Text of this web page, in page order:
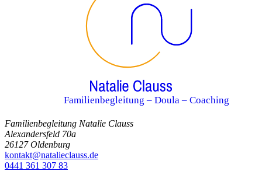
Familienbegleitung – Doula – Coaching
Familienbegleitung Natalie Clauss
Alexandersfeld 70a
26127 Oldenburg
kontakt@natalieclauss.de
0441 361 307 83